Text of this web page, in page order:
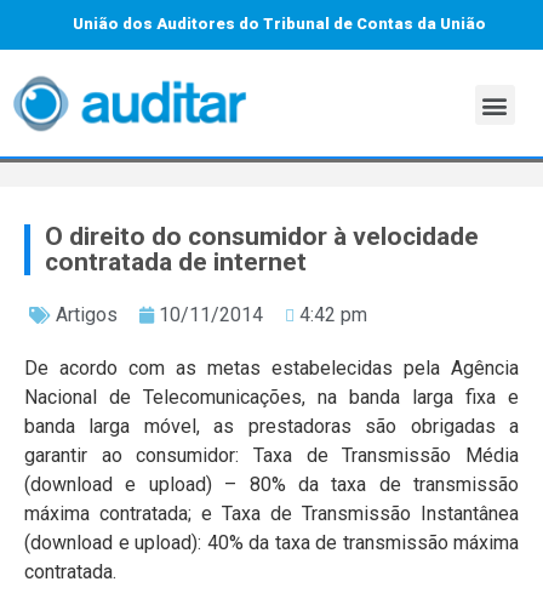
União dos Auditores do Tribunal de Contas da União
O direito do consumidor à velocidade
contratada de internet
Artigos 10/11/2014 4:42 pm
De acordo com as metas estabelecidas pela Agência
Nacional de Telecomunicações, na banda larga fixa e
banda larga móvel, as prestadoras são obrigadas a
garantir ao consumidor: Taxa de Transmissão Média
(download e upload) – 80% da taxa de transmissão
máxima contratada; e Taxa de Transmissão Instantânea
(download e upload): 40% da taxa de transmissão máxima
contratada.